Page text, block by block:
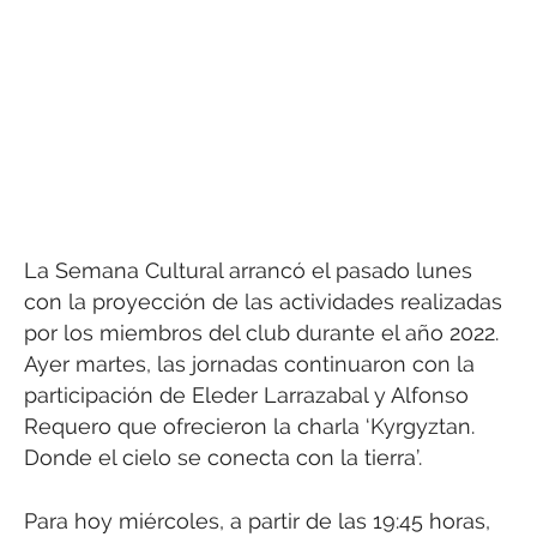
La Semana Cultural arrancó el pasado lunes
con la proyección de las actividades realizadas
por los miembros del club durante el año 2022.
Ayer martes, las jornadas continuaron con la
participación de Eleder Larrazabal y Alfonso
Requero que ofrecieron la charla ‘Kyrgyztan.
Donde el cielo se conecta con la tierra’.
Para hoy miércoles, a partir de las 19:45 horas,